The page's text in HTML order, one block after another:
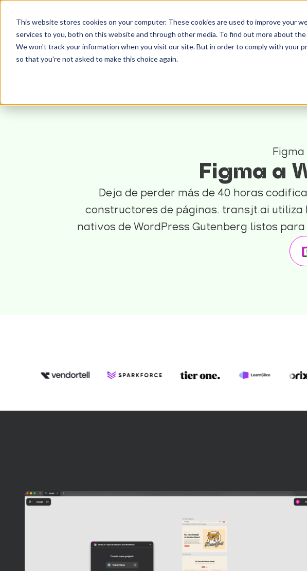
This website stores cookies on your computer. These cookies are used to improve your
services to you, both on this website and through other media. To find out more about the
We won't track your information when you visit our site. But in order to comply with your
so that you're not asked to make this choice again.
Figma
Figma a
Deja de perder más de 40 horas
constructores de páginas. transjt.ai
nativos de WordPress Gutenberg listos